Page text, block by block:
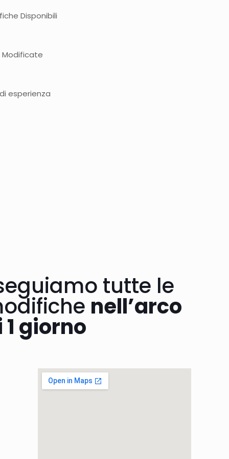
Disponibili
Modificate
esperienza
tutte le
nell’arco
1 giorno